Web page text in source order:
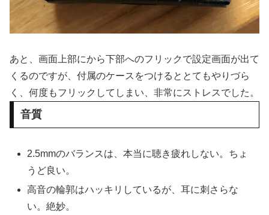
あと、画面上部にから下部へのフリックで設定画面が出て
くるのですが、付属のケースをつけるととてもやりづら
く、何度もフリックしてしまい、非常にストレスでした。
音質
2.5mmのバランスは、本当に聴き疲れしない。ちょ
うど良い。
高音の輪郭はハッキリしているが、耳に刺さらな
い。絶妙。